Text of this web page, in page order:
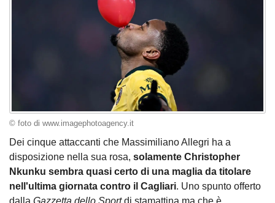
© foto di www.imagephotoagency.it
Dei cinque attaccanti che Massimiliano Allegri ha a
disposizione nella sua rosa, solamente Christopher
Nkunku sembra quasi certo di una maglia da titolare
nell'ultima giornata contro il Cagliari. Uno spunto offerto